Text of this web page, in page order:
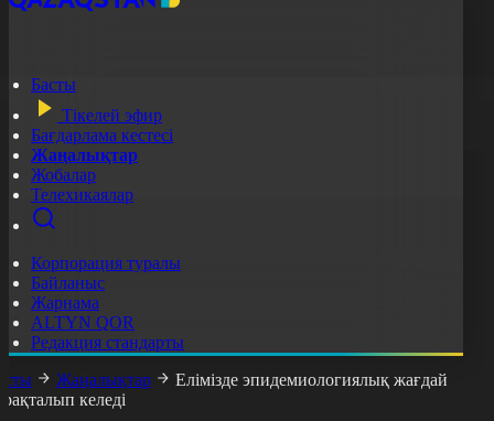
Басты
Тікелей эфир
Бағдарлама кестесі
Жаңалықтар
Жобалар
Телехикаялар
Корпорация туралы
Байланыс
Жарнама
ALTYN QOR
Редакция стандарты
Жаңалықтар
Елімізде эпидемиологиялық жағдай
келеді